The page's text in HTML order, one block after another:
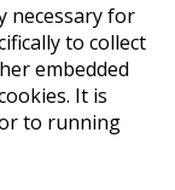
necessary for
to collect
embedded
It is
to running